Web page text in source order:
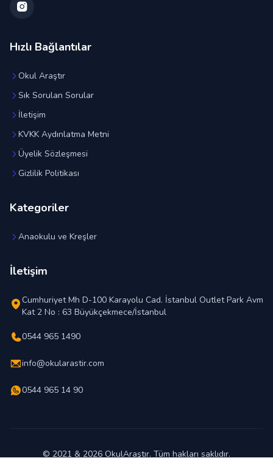
Hızlı Bağlantılar
Okul Araştır
Sık Sorulan Sorular
İletişim
KVKK Aydınlatma Metni
Üyelik Sözleşmesi
Gizlilik Politikası
Kategoriler
Anaokulu ve Kreşler
İletişim
Cumhuriyet Mh D-100 Karayolu Cad. İstanbul Outlet Park Avm
Kat 2 No : 63 Büyükçekmece/İstanbul
0544 965 1490
info@okularastir.com
0544 965 14 90
© 2021 & 2026 OkulAraştır. Tüm hakları saklıdır.